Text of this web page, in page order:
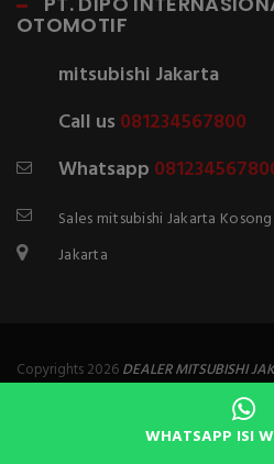
WHATSAPP ISI
OTOMOTIF
mitsubishi Jakarta
Call us 081234567800
Whatsapp
Sales mitsubishi Jakarta Kosong
Jakarta
Copyrights 2026DEALER MITSUBISHI